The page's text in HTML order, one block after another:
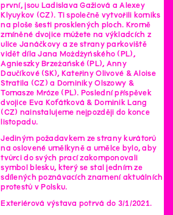
první, jsou Ladislava Gažiová a Alexey
Klyuykov (CZ). Ti společně vytvořili komiks
na ploše šesti prosklených ploch. Kromě
zmíněné dvojice můžete na výkladcích z
ulice Janáčkovy a ze strany parkoviště
vidět díla Jana Możdżyńského (PL),
Agnieszky Brzeżańské (PL), Anny
Daučíkové (SK), Kateřiny Olivové & Aloise
Stratila (CZ) a Dominiky Olszowy &
Tomasze Mróze (PL). Poslední příspěvek
dvojice Eva Koťátková & Dominik Lang
(CZ) nainstalujeme nejpozději do konce
listopadu.
Jediným požadavkem ze strany kurátorů
na oslovené umělkyně a umělce bylo, aby
tvůrci do svých prací zakomponovali
symbol blesku, který se stal jedním ze
sdílených poznávacích znamení aktuálních
protestů v Polsku.
Exteriérová výstava potrvá do 3/1/2021.